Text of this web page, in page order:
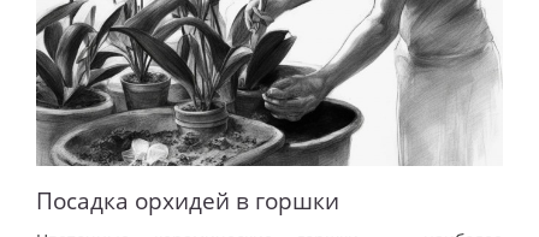
Посадка орхидей в горшки